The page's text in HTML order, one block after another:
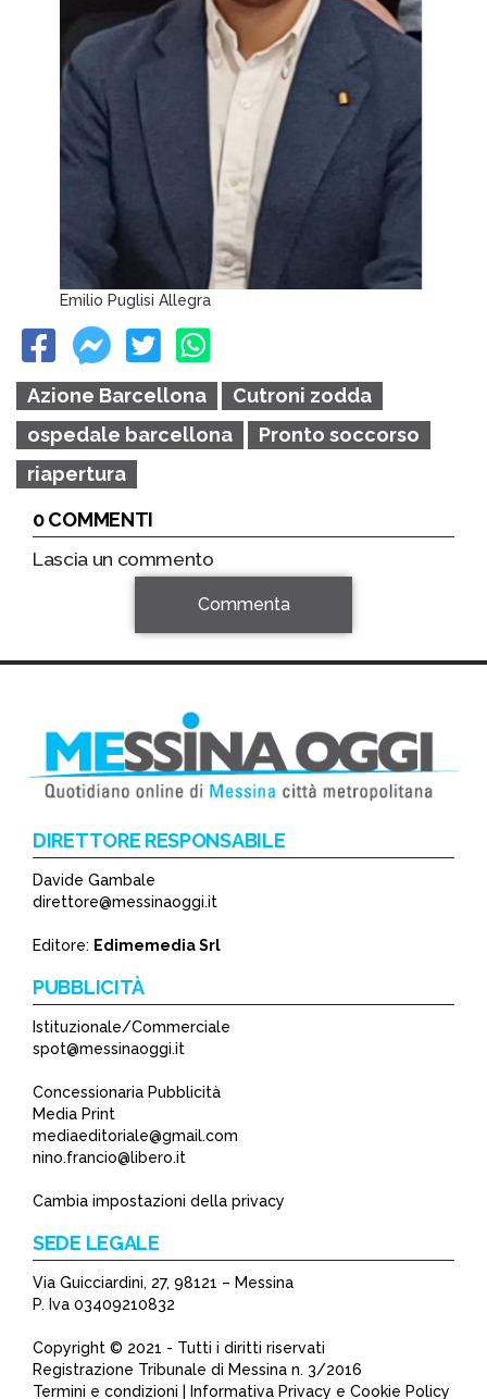
Emilio Puglisi Allegra
Azione Barcellona
Cutroni zodda
ospedale barcellona
Pronto soccorso
riapertura
0 COMMENTI
Lascia un commento
*
Commenta
DIRETTORE RESPONSABILE
Davide Gambale
direttore@messinaoggi.it
Editore: Edimemedia Srl
PUBBLICITÀ
Istituzionale/Commerciale
spot@messinaoggi.it
Concessionaria Pubblicità
Media Print
mediaeditoriale@gmail.com
nino.francio@libero.it
Cambia impostazioni della privacy
SEDE LEGALE
Via Guicciardini, 27, 98121 – Messina
P. Iva 03409210832
Copyright © 2021 - Tutti i diritti riservati
Registrazione Tribunale di Messina n. 3/2016
Termini e condizioni | Informativa Privacy e Cookie Policy